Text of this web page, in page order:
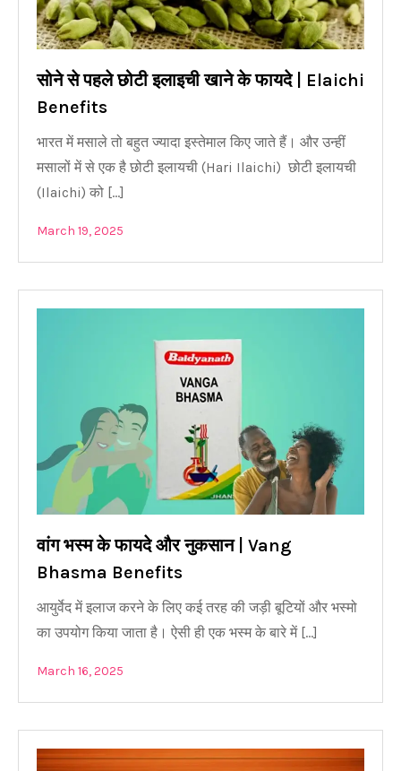
सोने से पहले छोटी इलाइची खाने के फायदे | Elaichi
Benefits
भारत में मसाले तो बहुत ज्यादा इस्तेमाल किए जाते हैं। और उन्हीं
मसालों में से एक है छोटी इलायची (Hari Ilaichi) छोटी इलायची
(Ilaichi) को […]
March 19, 2025
वांग भस्म के फायदे और नुकसान | Vang
Bhasma Benefits
आयुर्वेद में इलाज करने के लिए कई तरह की जड़ी बूटियों और भस्मो
का उपयोग किया जाता है। ऐसी ही एक भस्म के बारे में […]
March 16, 2025